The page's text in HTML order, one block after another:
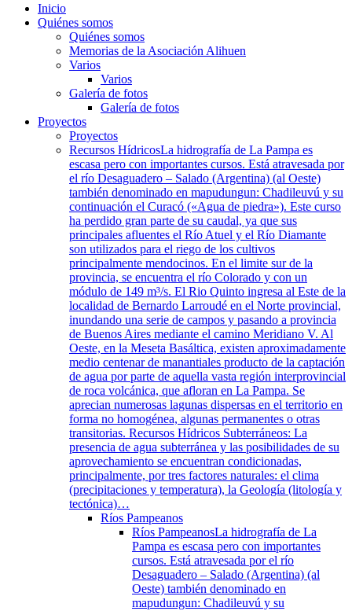
Inicio
Quiénes somos
Quiénes somos
Memorias de la Asociación Alihuen
Varios
Varios
Galería de fotos
Galería de fotos
Proyectos
Proyectos
Recursos HídricosLa hidrografía de La Pampa es
escasa pero con importantes cursos. Está atravesada por
el río Desaguadero – Salado (Argentina) (al Oeste)
también denominado en mapudungun: Chadileuvú y su
continuación el Curacó («Agua de piedra»). Este curso
ha perdido gran parte de su caudal, ya que sus
principales afluentes el Río Atuel y el Río Diamante
son utilizados para el riego de los cultivos
principalmente mendocinos. En el limite sur de la
provincia, se encuentra el río Colorado y con un
módulo de 149 m³/s. El Rio Quinto ingresa al Este de la
localidad de Bernardo Larroudé en el Norte provincial,
inundando una serie de campos y pasando a provincia
de Buenos Aires mediante el camino Meridiano V. Al
Oeste, en la Meseta Basáltica, existen aproximadamente
medio centenar de manantiales producto de la captación
de agua por parte de aquella vasta región interprovincial
de roca volcánica, que afloran en La Pampa. Se
aprecian numerosas lagunas dispersas en el territorio en
forma no homogénea, algunas permanentes o otras
transitorias. Recursos Hídricos Subterráneos: La
presencia de agua subterránea y las posibilidades de su
aprovechamiento se encuentran condicionadas,
principalmente, por tres factores naturales: el clima
(precipitaciones y temperatura), la Geología (litología y
tectónica)…
Ríos Pampeanos
Ríos PampeanosLa hidrografía de La
Pampa es escasa pero con importantes
cursos. Está atravesada por el río
Desaguadero – Salado (Argentina) (al
Oeste) también denominado en
mapudungun: Chadileuvú y su